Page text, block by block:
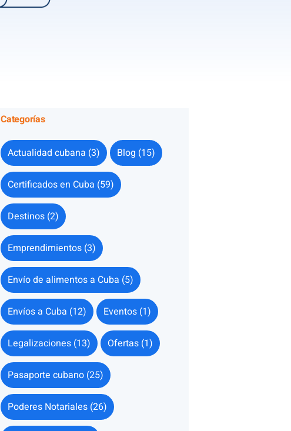
Categorías
Actualidad cubana (3) Blog (15)
Certificados en Cuba (59)
Destinos (2)
Emprendimientos (3)
Envío de alimentos a Cuba (5)
Envíos a Cuba (12) Eventos (1)
Legalizaciones (13) Ofertas (1)
Pasaporte cubano (25)
Poderes Notariales (26)